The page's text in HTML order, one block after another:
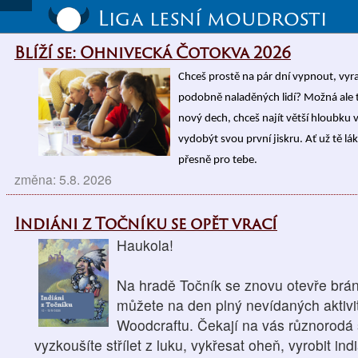
Liga lesní moudrosti
Blíží se: Ohnivecká Čotokva 2026
Chceš prostě na pár dní vypnout,
podobně naladěných lidí? Možná
nový dech, chceš najít větší hloubku
vydobýt svou první jiskru. Ať už tě
přesně pro tebe.
změna: 5.8. 2026
Indiáni z Točníku se opět vrací
Haukola!
Na hradě Točník se znovu otevře
můžete na den plný nevídaných
Woodcraftu. Čekají na vás
vyzkoušíte střílet z luku, vykřesat oheň, vyrobit